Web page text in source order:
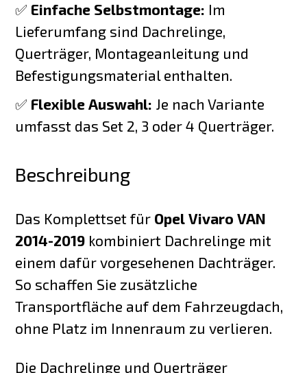
✅ Einfache Selbstmontage: Im
Lieferumfang sind Dachrelinge,
Querträger, Montageanleitung und
Befestigungsmaterial enthalten.
✅ Flexible Auswahl: Je nach Variante
umfasst das Set 2, 3 oder 4 Querträger.
Beschreibung
Das Komplettset für Opel Vivaro VAN
2014-2019 kombiniert Dachrelinge mit
einem dafür vorgesehenen Dachträger.
So schaffen Sie zusätzliche
Transportfläche auf dem Fahrzeugdach,
ohne Platz im Innenraum zu verlieren.
Die Dachrelinge und Querträger